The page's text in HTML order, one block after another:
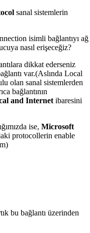
sanal sistemlerin
isimli bağlantıyı ağ
nasıl erişeceğiz?
dikkat ederseniz
var.(Aslında Local
olan sanal sistemlerden
bağlantının
and Internetibaresini
ise,Microsoft
protocollerin enable
bu bağlantı üzerinden